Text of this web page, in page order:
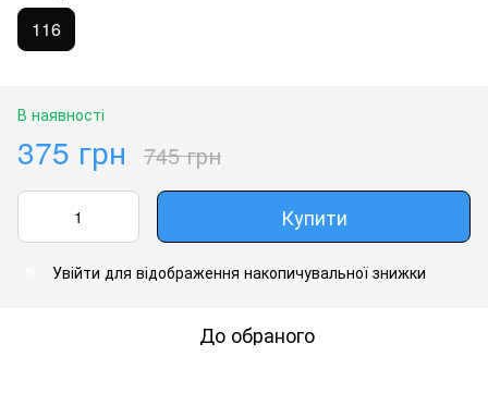
116
В наявності
375 грн 745 грн
Купити
Увійти для відображення накопичувальної знижки
До обраного